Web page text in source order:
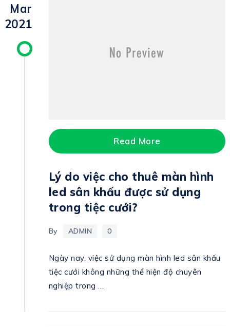
Mar
2021
Read More
Lý do việc cho thuê màn hình
led sân khấu được sử dụng
trong tiệc cưới?
By ADMIN 0
Ngày nay, việc sử dụng màn hình led sân khấu
tiệc cưới không những thể hiện độ chuyên
nghiệp trong …